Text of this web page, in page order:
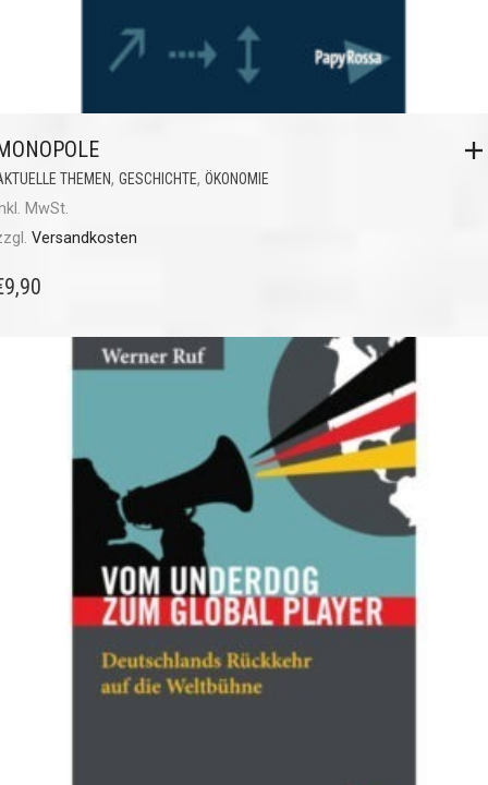
THEMEN, GESCHICHTE, ÖKONOMIE
MwSt.
Versandkosten
9,90